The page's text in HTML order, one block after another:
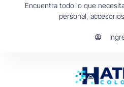
Encuentra todo lo que
personal,